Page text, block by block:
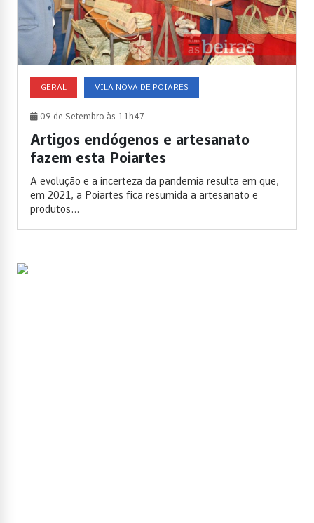
GERAL VILA NOVA DE POIARES
09 de Setembro às 11h47
Artigos endógenos e artesanato
fazem esta Poiartes
A evolução e a incerteza da pandemia resulta em que,
em 2021, a Poiartes fica resumida a artesanato e
produtos...